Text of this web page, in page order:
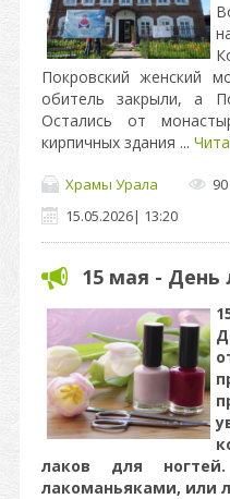
Покровский женский
обитель закрыли, а
Остались от
кирпичных здания ...
Храмы Урала
90
15.05.2026| 13:20
15 мая - День
лаков для
лакоманьяками, или